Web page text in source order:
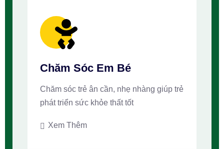
Chăm Sóc Em Bé
Chăm sóc trẻ ân cần, nhẹ nhàng giúp trẻ
phát triển sức khỏe thất tốt
Xem Thêm